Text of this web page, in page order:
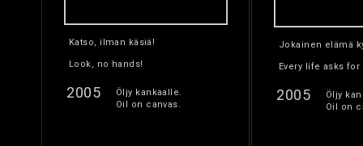
Katso, ilman käsiä!
Look, no hands!
2005
Öljy kankaalle.
Oil on canvas.
Jokainen elämä
Every life asks for
2005
Öljy
Oil on